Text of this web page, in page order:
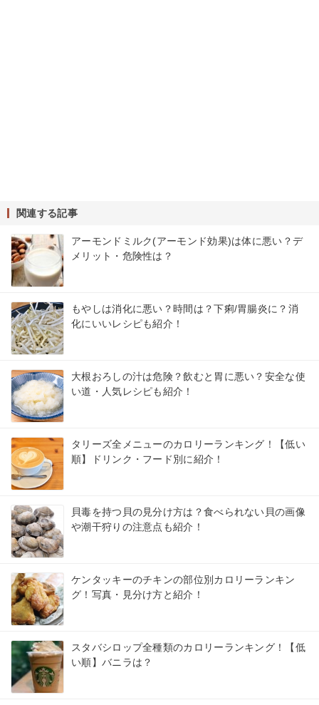
関連する記事
アーモンドミルク(アーモンド効果)は体に悪い？デ
メリット・危険性は？
もやしは消化に悪い？時間は？下痢/胃腸炎に？消
化にいいレシピも紹介！
大根おろしの汁は危険？飲むと胃に悪い？安全な使
い道・人気レシピも紹介！
タリーズ全メニューのカロリーランキング！【低い
順】ドリンク・フード別に紹介！
貝毒を持つ貝の見分け方は？食べられない貝の画像
や潮干狩りの注意点も紹介！
ケンタッキーのチキンの部位別カロリーランキン
グ！写真・見分け方と紹介！
スタバシロップ全種類のカロリーランキング！【低
い順】バニラは？